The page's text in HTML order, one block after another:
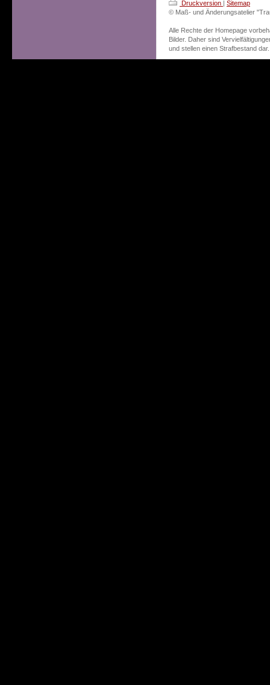
Druckversion | Sitemap
© Maß- und Änderungsatelier
Alle Rechte der Homepage
Bilder. Daher sind
und stellen einen Strafbestand dar.